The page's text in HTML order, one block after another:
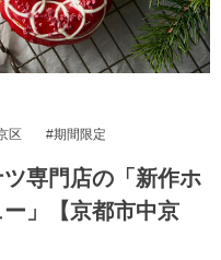
区 期間限定
専門店の「新作ホ
」【京都市中京